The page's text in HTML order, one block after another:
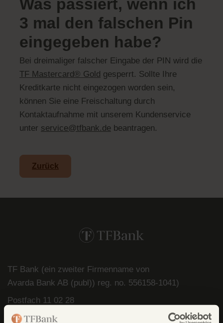
Was passiert, wenn ich
3 mal den falschen Pin
eingegeben habe?
Bei dreimaliger falscher Eingabe der PIN wird die
TF Mastercard® Gold gesperrt. Sollte Ihre
Kreditkarte nicht eingezogen worden sein,
können Sie eine Freischaltung durch
Kontaktaufnahme mit unserem Kundenservice
unter service@tfbank.de beantragen.
Zurück
TF Bank (ein zweiter Firmenname von
Avarda Bank AB (publ)) reg. no. 556158-1041)
Postfach 11 02 28
10832 Berlin